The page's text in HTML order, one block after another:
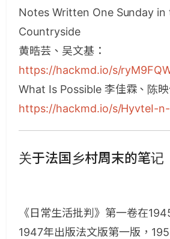
Notes Written One Sunday in
Countryside
黄晧芸、吴文基：
https://hackmd.io/s/
What Is Possible 李佳霖、陈映
https://hackmd.io/s/HyvteI-n-
关于法国乡村周末的笔记
《日常生活批判》第一卷在
1947年出版法文版第一版，